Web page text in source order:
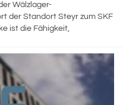
Automobilindustrie“ ist es
hochtechnologische
und die Entwicklung
sicherer und
zählen Haupt- und
Innen- und
Namhafte
Wälzlager-
der Standort Steyr zum SKF
ist die Fähigkeit,
unsere Kunden echte
Der aktuelle Schwerpunkt
liegt in der Verbesserung
gesamten
bis zur Entsorgung. SKF ist